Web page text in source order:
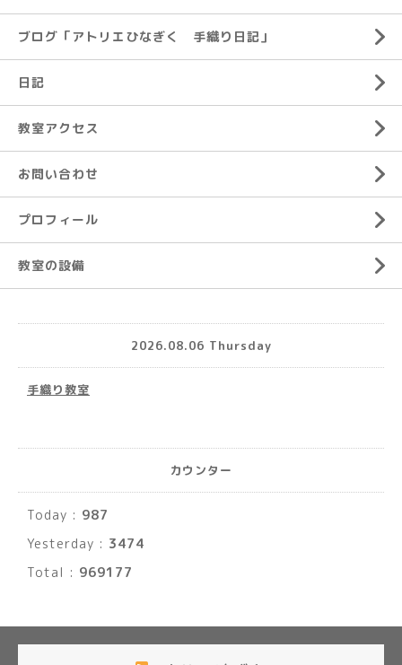
ブログ「アトリエひなぎく 手織り日記」
日記
教室アクセス
お問い合わせ
プロフィール
教室の設備
2026.08.06 Thursday
手織り教室
カウンター
Today : 987
Yesterday : 3474
Total : 969177